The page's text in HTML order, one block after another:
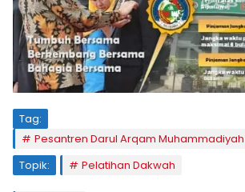
Tag:
Pesantren Darul Arqam
Topik:
Pelatihan Dakwah